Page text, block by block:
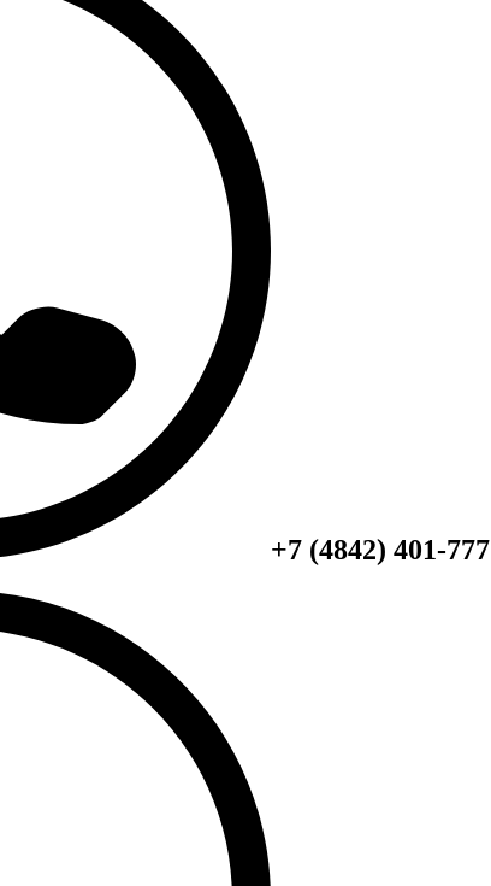
+7 (4842) 401-777